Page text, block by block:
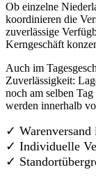
Ob einzelne
koordinieren die
zuverlässige
Kerngeschäft
Auch im
Zuverlässigkeit:
noch am selben
werden innerhalb
✓ Warenversand
✓ Individuelle
✓